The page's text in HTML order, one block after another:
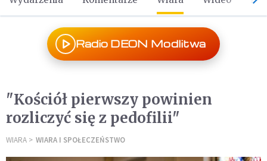
Radio DEON Modlitwa
"Kościół pierwszy powinien
rozliczyć się z pedofilii"
WIARA WIARA I SPOŁECZEŃSTWO